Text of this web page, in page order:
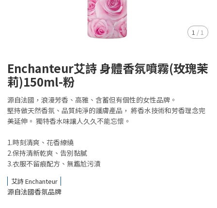
1 / 1
Enchanteur艾詩 身體香氛噴霧(玫瑰茉
莉)150ml-粉
源自法國，浪漫芳香、高雅、含蓄但有個性的女性品牌。
堅持做天然香氛、品質純淨的護膚產品， 將香水技術和芳香理念完
美延伸。 獨特香水味讓人久久不能忘懷。
1.時刻清爽、花香繚繞
2.保持清新乾爽、告別黏膩
3.衣服不留痕配方、無尷尬污漬
艾詩 Enchanteur
源自法國香氛品牌